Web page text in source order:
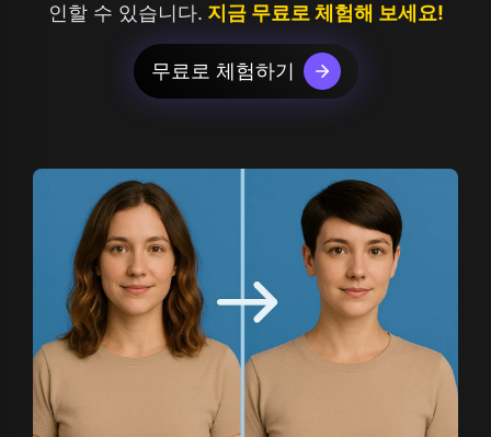
인할 수 있습니다. 지금 무료로 체험해 보세요!
무료로 체험하기